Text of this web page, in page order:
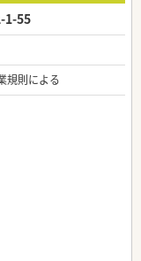
1-55
則による